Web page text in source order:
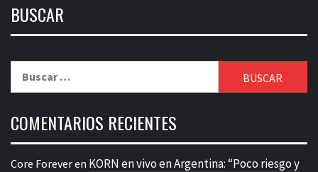
BUSCAR
COMENTARIOS RECIENTES
Core Foreveren KORN en vivo en Argentina: “Poco riesgo y